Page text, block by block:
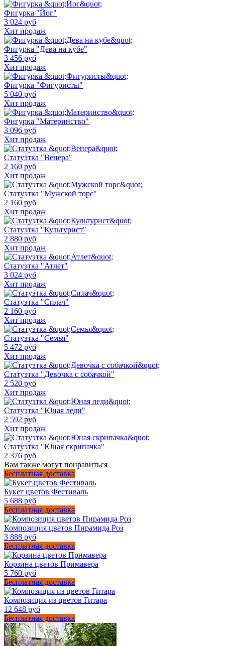
Фигурка "Йог"
3 024 руб
Хит продаж
Фигурка "Дева на кубе"
3 456 руб
Хит продаж
Фигурка "Фигуристы"
5 040 руб
Хит продаж
Фигурка "Материнство"
3 096 руб
Хит продаж
Статуэтка "Венера"
2 160 руб
Хит продаж
Статуэтка "Мужской торс"
2 160 руб
Хит продаж
Статуэтка "Культурист"
2 880 руб
Хит продаж
Статуэтка "Атлет"
3 024 руб
Хит продаж
Статуэтка "Силач"
2 160 руб
Хит продаж
Статуэтка "Семья"
5 472 руб
Хит продаж
Статуэтка "Девочка с собачкой"
2 520 руб
Хит продаж
Статуэтка "Юная леди"
2 592 руб
Хит продаж
Статуэтка "Юная скрипачка"
2 376 руб
Вам также могут понравиться
Бесплатная доставка
Букет цветов Фестиваль
5 688 руб
Бесплатная доставка
Композиция цветов Пирамида Роз
3 888 руб
Бесплатная доставка
Корзина цветов Примавера
5 760 руб
Бесплатная доставка
Композиция из цветов Гитара
12 648 руб
Бесплатная доставка